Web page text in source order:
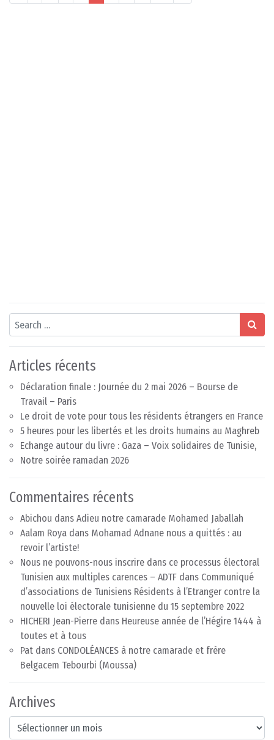
Search
Articles récents
Déclaration finale : Journée du 2 mai 2026 – Bourse de
Travail – Paris
Le droit de vote pour tous les résidents étrangers en France
5 heures pour les libertés et les droits humains au Maghreb
Echange autour du livre : Gaza – Voix solidaires de Tunisie,
Notre soirée ramadan 2026
Commentaires récents
Abichou dans Adieu notre camarade Mohamed Jaballah
Aalam Roya dans Mohamad Adnane nous a quittés : au
revoir l’artiste!
Nous ne pouvons-nous inscrire dans ce processus électoral
Tunisien aux multiples carences – ADTF dans Communiqué
d’associations de Tunisiens Résidents à l’Etranger contre la
nouvelle loi électorale tunisienne du 15 septembre 2022
HICHERI Jean-Pierre dans Heureuse année de l’Hégire 1444 à
toutes et à tous
Pat dans CONDOLÉANCES à notre camarade et frère
Belgacem Tebourbi (Moussa)
Archives
Archives